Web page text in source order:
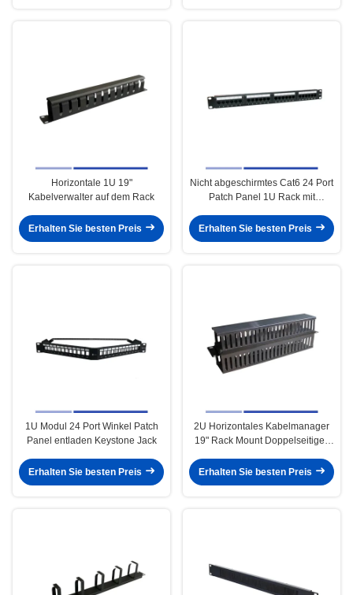
Horizontale 1U 19"
Kabelverwalter auf dem Rack
Erhalten Sie besten Preis
Nicht abgeschirmtes Cat6 24 Port
Patch Panel 1U Rack mit
Erhalten Sie besten Preis
1U Modul 24 Port Winkel Patch
Panel entladen Keystone Jack
Erhalten Sie besten Preis
2U Horizontales Kabelmanager
19" Rack Mount Doppelseitiges
Erhalten Sie besten Preis